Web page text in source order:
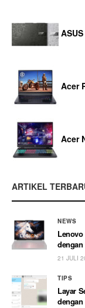
Acer
Acer
ARTIKEL
NEWS
dengan
21 JULI
TIPS
Layar